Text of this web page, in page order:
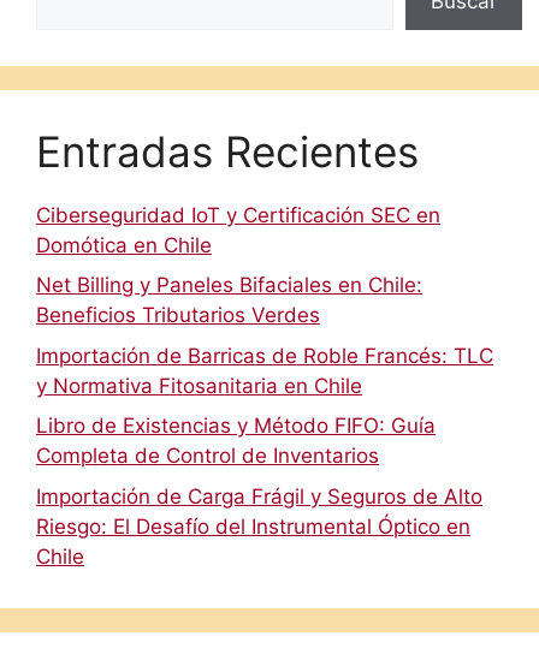
Entradas Recientes
Ciberseguridad IoT y Certificación SEC en
Domótica en Chile
Net Billing y Paneles Bifaciales en Chile:
Beneficios Tributarios Verdes
Importación de Barricas de Roble Francés: TLC
y Normativa Fitosanitaria en Chile
Libro de Existencias y Método FIFO: Guía
Completa de Control de Inventarios
Importación de Carga Frágil y Seguros de Alto
Riesgo: El Desafío del Instrumental Óptico en
Chile